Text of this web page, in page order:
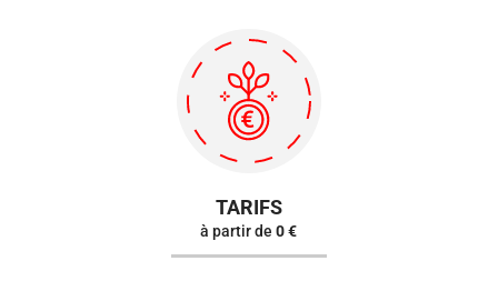
TARIFS
à partir de0 €